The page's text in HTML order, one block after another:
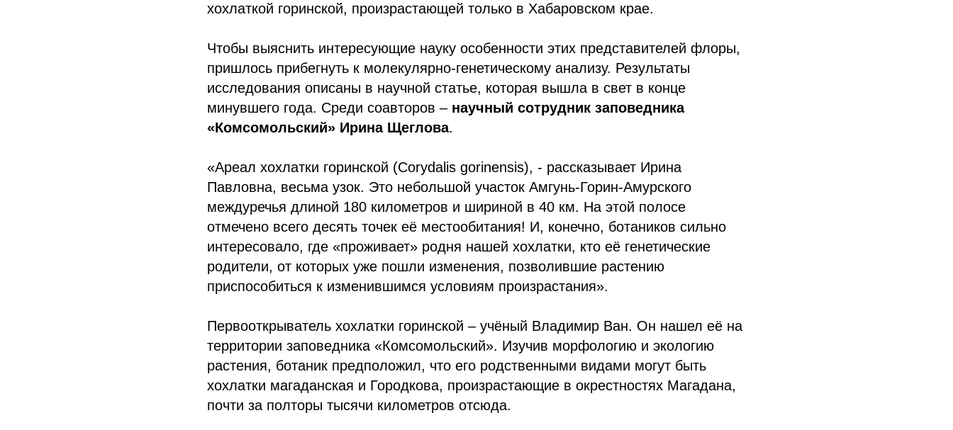
хохлаткой горинской, произрастающей только в Хабаровском крае.
Чтобы выяснить интересующие науку особенности этих представителей флоры,
пришлось прибегнуть к молекулярно-генетическому анализу. Результаты
исследования описаны в научной статье, которая вышла в свет в конце
минувшего года. Среди соавторов – научный сотрудник заповедника
«Комсомольский» Ирина Щеглова.
«Ареал хохлатки горинской (Corydalis gorinensis), - рассказывает Ирина
Павловна, весьма узок. Это небольшой участок Амгунь-Горин-Амурского
междуречья длиной 180 километров и шириной в 40 км. На этой полосе
отмечено всего десять точек её местообитания! И, конечно, ботаников сильно
интересовало, где «проживает» родня нашей хохлатки, кто её генетические
родители, от которых уже пошли изменения, позволившие растению
приспособиться к изменившимся условиям произрастания».
Первооткрыватель хохлатки горинской – учёный Владимир Ван. Он нашел её на
территории заповедника «Комсомольский». Изучив морфологию и экологию
растения, ботаник предположил, что его родственными видами могут быть
хохлатки магаданская и Городкова, произрастающие в окрестностях Магадана,
почти за полторы тысячи километров отсюда.